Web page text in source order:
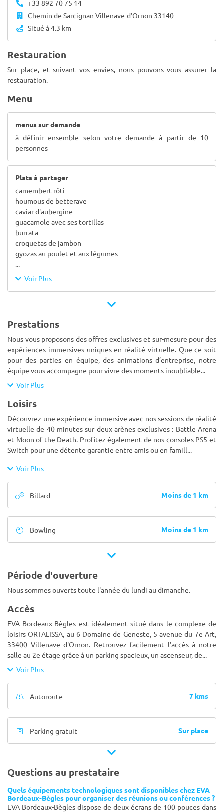
+33 892 70 75 14
Chemin de Sarcignan Villenave-d'Ornon 33140
Situé à 4.3 km
Restauration
Sur place, et suivant vos envies, nous pouvons vous assurer la
restauration.
Menu
menus sur demande
à définir ensemble selon votre demande à partir de 10
personnes
Plats à partager
camembert rôti
houmous de betterave
caviar d'aubergine
guacamole avec ses tortillas
burrata
croquetas de jambon
gyozas au poulet et aux légumes
...
Voir Plus
Prestations
Nous vous proposons des offres exclusives et sur-mesure pour des
expériences immersives uniques en réalité virtuelle. Que ce soit
pour des parties en équipe, des animations d’entreprise, notre
équipe vous accompagne pour vivre des moments inoubliable...
Voir Plus
Loisirs
Découvrez une expérience immersive avec nos sessions de réalité
virtuelle de 40 minutes sur deux arènes exclusives : Battle Arena
et Moon of the Death. Profitez également de nos consoles PS5 et
Switch pour une détente garantie entre amis ou en famill...
Voir Plus
Billard Moins de 1 km
Bowling Moins de 1 km
Période d'ouverture
Nous sommes ouverts toute l'année du lundi au dimanche.
Accès
EVA Bordeaux-Bègles est idéalement situé dans le complexe de
loisirs ORTALISSA, au 6 Domaine de Geneste, 5 avenue du 7e Art,
33400 Villenave d'Ornon. Retrouvez facilement l'accès à notre
salle au 2e étage grâce à un parking spacieux, un ascenseur, de...
Voir Plus
Autoroute 7 kms
Parking gratuit Sur place
Questions au prestataire
Quels équipements technologiques sont disponibles chez EVA
Bordeaux-Bègles pour organiser des réunions ou conférences ?
EVA Bordeaux-Bègles dispose de deux écrans de 100 pouces dans